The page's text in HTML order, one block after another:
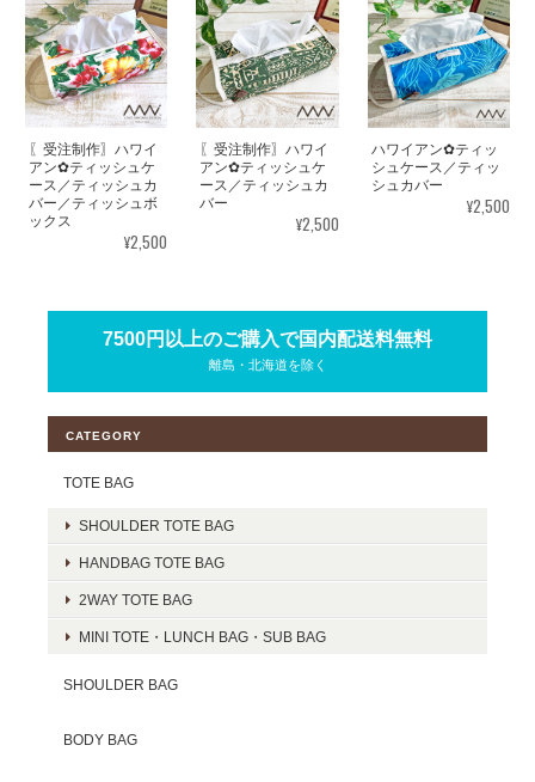
〖受注制作〗ハワイ
アン✿ティッシュケ
ース／ティッシュカ
バー／ティッシュボ
ックス
¥2,500
〖受注制作〗ハワイ
アン✿ティッシュケ
ース／ティッシュカ
バー
¥2,500
ハワイアン✿ティッ
シュケース／ティッ
シュカバー
¥2,500
7500円以上のご購入で国内配送料無料
離島・北海道を除く
CATEGORY
TOTE BAG
SHOULDER TOTE BAG
HANDBAG TOTE BAG
2WAY TOTE BAG
MINI TOTE・LUNCH BAG・SUB BAG
SHOULDER BAG
BODY BAG